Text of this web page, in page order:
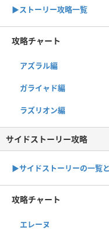
▶︎ストーリー攻略一覧
攻略チャート
アズラル編
ガライャド編
ラズリオン編
サイドストーリー攻略
▶サイドストーリーの一覧
攻略チャート
エレーヌ